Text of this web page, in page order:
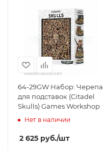
64-29GW Набор: Черепа
для подставок (Citadel
Skulls) Games Workshop
Нет в наличии
2 625 руб./шт